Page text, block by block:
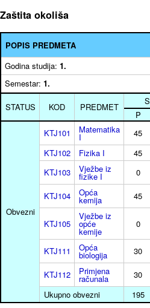
Zaštita okoliša
POPIS PREDMETA
Godina studija:1.
Semestar:1.
STATUS KOD PREDMET
P
Obvezni
KTJ101 Matematika
I 45
KTJ102
Fizika I 45
KTJ103
Vježbe iz
fizike I 0
KTJ104 Opća
kemija 45
KTJ105
Vježbe iz
opće
kemije
0
KTJ111 Opća
biologija 30
KTJ112 Primjena
računala 30
Ukupno obvezni
195